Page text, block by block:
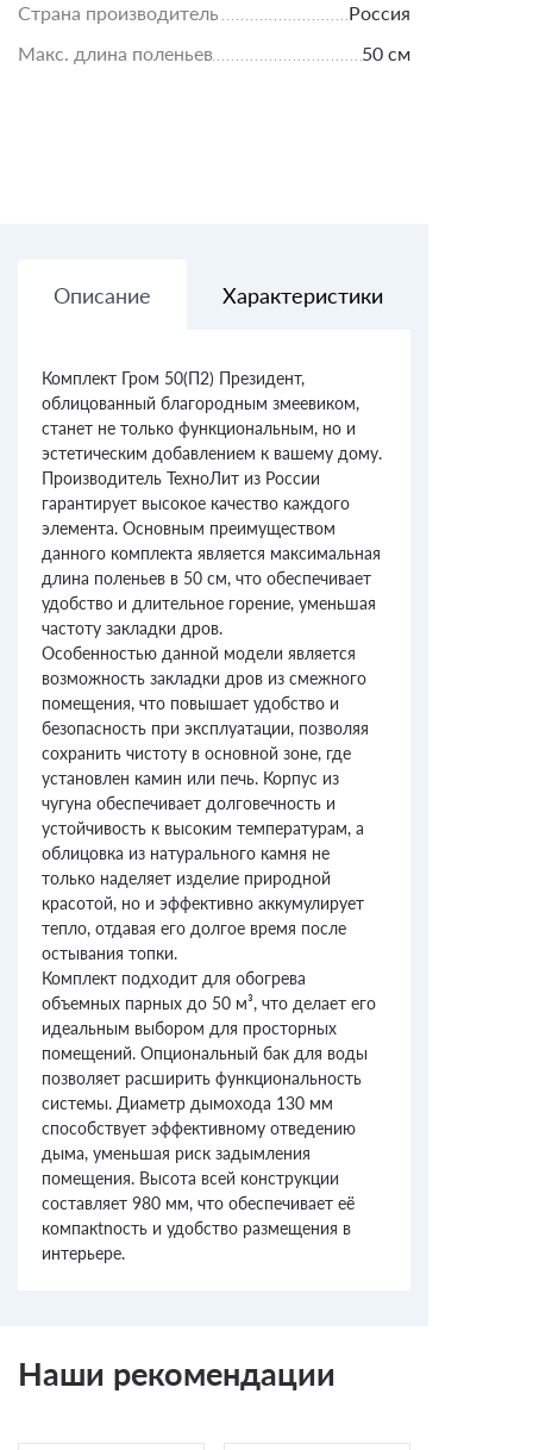
Страна производитель
Россия
Макс. длина поленьев
50 см
Описание Характеристики
Комплект Гром 50(П2) Президент,
облицованный благородным змеевиком,
станет не только функциональным, но и
эстетическим добавлением к вашему дому.
Производитель ТехноЛит из России
гарантирует высокое качество каждого
элемента. Основным преимуществом
данного комплекта является максимальная
длина поленьев в 50 см, что обеспечивает
удобство и длительное горение, уменьшая
частоту закладки дров.
Особенностью данной модели является
возможность закладки дров из смежного
помещения, что повышает удобство и
безопасность при эксплуатации, позволяя
сохранить чистоту в основной зоне, где
установлен камин или печь. Корпус из
чугуна обеспечивает долговечность и
устойчивость к высоким температурам, а
облицовка из натурального камня не
только наделяет изделие природной
красотой, но и эффективно аккумулирует
тепло, отдавая его долгое время после
остывания топки.
Комплект подходит для обогрева
объемных парных до 50 м³, что делает его
идеальным выбором для просторных
помещений. Опциональный бак для воды
позволяет расширить функциональность
системы. Диаметр дымохода 130 мм
способствует эффективному отведению
дыма, уменьшая риск задымления
помещения. Высота всей конструкции
составляет 980 мм, что обеспечивает её
компакtnость и удобство размещения в
интерьере.
Наши рекомендации